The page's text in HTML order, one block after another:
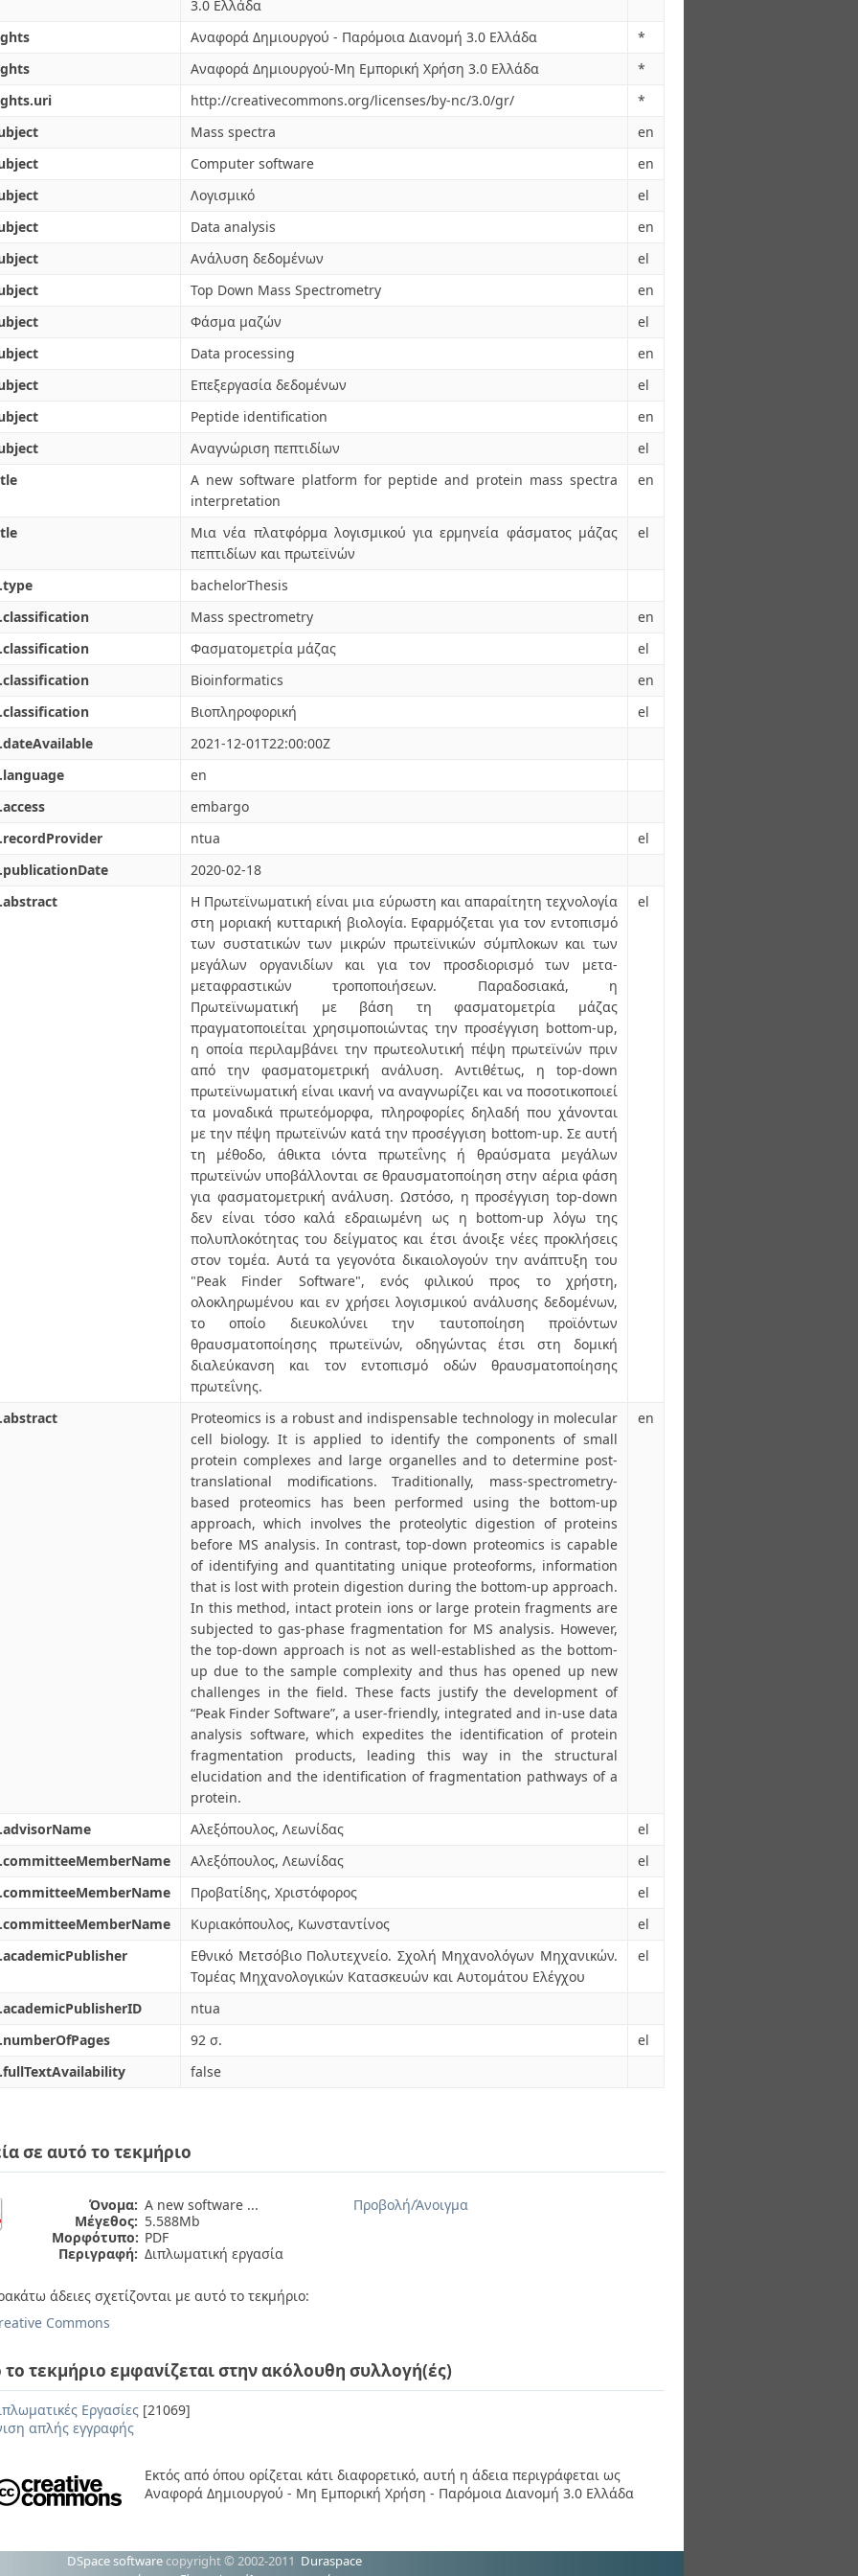
3.0 Ελλάδα
Αναφορά Δημιουργού - Παρόμοια Διανομή 3.0 Ελλάδα
*
Αναφορά Δημιουργού-Μη Εμπορική Χρήση 3.0 Ελλάδα
*
http://creativecommons.org/licenses/by-nc/3.0/gr/
*
Mass spectra
en
Computer software
en
Λογισμικό
el
Data analysis
en
Ανάλυση δεδομένων
el
Top Down Mass Spectrometry
en
Φάσμα μαζών
el
Data processing
en
Επεξεργασία δεδομένων
el
Peptide identification
en
Αναγνώριση πεπτιδίων
el
A new software platform for peptide and protein mass spectra
interpretation
en
Μια νέα πλατφόρμα λογισμικού για ερμηνεία φάσματος μάζας
πεπτιδίων και πρωτεϊνών
el
bachelorThesis
Mass spectrometry
en
Φασματομετρία μάζας
el
Bioinformatics
en
Βιοπληροφορική
el
2021-12-01T22:00:00Z
en
embargo
ntua
el
2020-02-18
Η Πρωτεϊνωματική είναι μια εύρωστη και απαραίτητη τεχνολογία
στη μοριακή κυτταρική βιολογία. Εφαρμόζεται για τον εντοπισμό
των συστατικών των μικρών πρωτεϊνικών σύμπλοκων και των
μεγάλων οργανιδίων και για τον προσδιορισμό των μετα-
μεταφραστικών τροποποιήσεων. Παραδοσιακά, η
Πρωτεϊνωματική με βάση τη φασματομετρία μάζας
πραγματοποιείται χρησιμοποιώντας την προσέγγιση bottom-up,
η οποία περιλαμβάνει την πρωτεολυτική πέψη πρωτεϊνών πριν
από την φασματομετρική ανάλυση. Αντιθέτως, η top-down
πρωτεϊνωματική είναι ικανή να αναγνωρίζει και να ποσοτικοποιεί
τα μοναδικά πρωτεόμορφα, πληροφορίες δηλαδή που χάνονται
με την πέψη πρωτεϊνών κατά την προσέγγιση bottom-up. Σε αυτή
τη μέθοδο, άθικτα ιόντα πρωτεΐνης ή θραύσματα μεγάλων
πρωτεϊνών υποβάλλονται σε θραυσματοποίηση στην αέρια φάση
για φασματομετρική ανάλυση. Ωστόσο, η προσέγγιση top-down
δεν είναι τόσο καλά εδραιωμένη ως η bottom-up λόγω της
πολυπλοκότητας του δείγματος και έτσι άνοιξε νέες προκλήσεις
στον τομέα. Αυτά τα γεγονότα δικαιολογούν την ανάπτυξη του
"Peak Finder Software", ενός φιλικού προς το χρήστη,
ολοκληρωμένου και εν χρήσει λογισμικού ανάλυσης δεδομένων,
το οποίο διευκολύνει την ταυτοποίηση προϊόντων
θραυσματοποίησης πρωτεϊνών, οδηγώντας έτσι στη δομική
διαλεύκανση και τον εντοπισμό οδών θραυσματοποίησης
πρωτεΐνης.
el
Proteomics is a robust and indispensable technology in molecular
cell biology. It is applied to identify the components of small
protein complexes and large organelles and to determine post-
translational modifications. Traditionally, mass-spectrometry-
based proteomics has been performed using the bottom-up
approach, which involves the proteolytic digestion of proteins
before MS analysis. In contrast, top-down proteomics is capable
of identifying and quantitating unique proteoforms, information
that is lost with protein digestion during the bottom-up approach.
In this method, intact protein ions or large protein fragments are
subjected to gas-phase fragmentation for MS analysis. However,
the top-down approach is not as well-established as the bottom-
up due to the sample complexity and thus has opened up new
challenges in the field. These facts justify the development of
“Peak Finder Software”, a user-friendly, integrated and in-use data
analysis software, which expedites the identification of protein
fragmentation products, leading this way in the structural
elucidation and the identification of fragmentation pathways of a
protein.
en
Αλεξόπουλος, Λεωνίδας
el
Αλεξόπουλος, Λεωνίδας
el
Προβατίδης, Χριστόφορος
el
Κυριακόπουλος, Κωνσταντίνος
el
Εθνικό Μετσόβιο Πολυτεχνείο. Σχολή Μηχανολόγων Μηχανικών.
Τομέας Μηχανολογικών Κατασκευών και Αυτομάτου Ελέγχου
el
ntua
92 σ.
el
false
σε αυτό το τεκμήριο
Όνομα: A new software ...
Μέγεθος: 5.588Mb
Μορφότυπο: PDF
Περιγραφή: Διπλωματική εργασία
Προβολή/Άνοιγμα
άδειες σχετίζονται με αυτό το τεκμήριο:
Commons
το τεκμήριο εμφανίζεται στην ακόλουθη συλλογή(ές)
Εργασίες [21069]
απλής εγγραφής
Εκτός από όπου ορίζεται κάτι διαφορετικό, αυτή η άδεια περιγράφεται ως
Αναφορά Δημιουργού - Μη Εμπορική Χρήση - Παρόμοια Διανομή 3.0 Ελλάδα
DSpace software copyright © 2002-2011 Duraspace